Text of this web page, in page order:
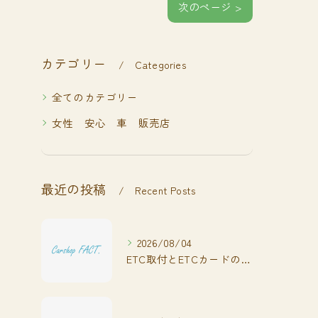
次のページ >
カテゴリー Categories
全てのカテゴリー
女性 安心 車 販売店
最近の投稿 Recent Posts
2026/08/04
ETC取付とETCカードの基礎知識